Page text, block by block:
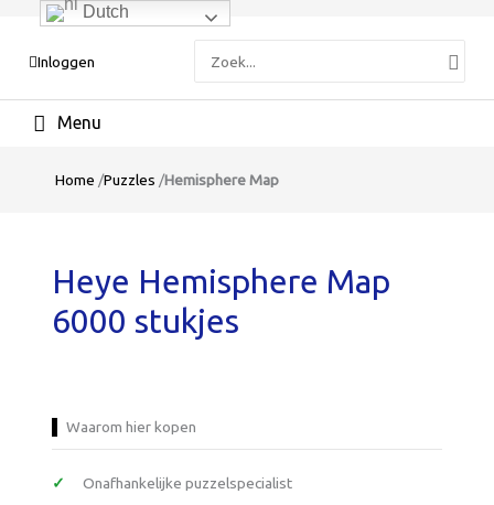
Inloggen
naar:
Hoofdmenu
Home /Puzzles /Hemisphere Map
Heye Hemisphere Map
6000 stukjes
Waarom hier kopen
Onafhankelijke puzzelspecialist
Dutch